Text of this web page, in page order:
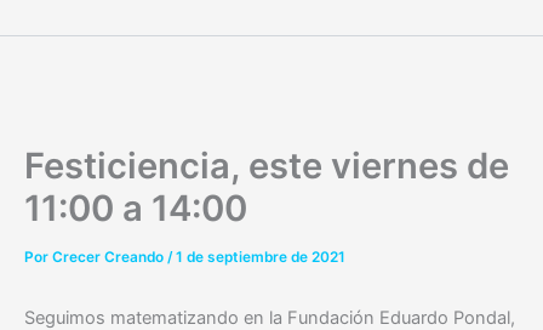
al
Festiciencia, este viernes de
11:00 a 14:00
Por Crecer Creando /1 de septiembre de 2021
Seguimos matematizando en la Fundación Eduardo Pondal,